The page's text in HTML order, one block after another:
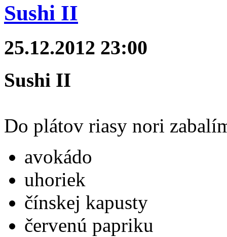
Sushi II
25.12.2012 23:00
Sushi II
Do plátov riasy nori
avokádo
uhoriek
čínskej kapusty
červenú papriku